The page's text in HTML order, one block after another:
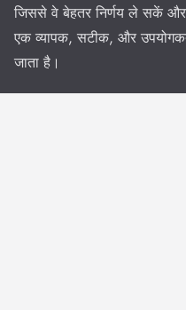
जिससे वे बेहतर निर्णय ले सकें
एक व्यापक, सटीक, और
जाता है।